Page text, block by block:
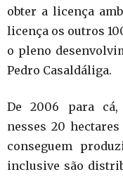
obter a licença
licença os outros
o pleno
Pedro Casaldáliga.
De 2006 para cá,
nesses 20
conseguem
inclusive são